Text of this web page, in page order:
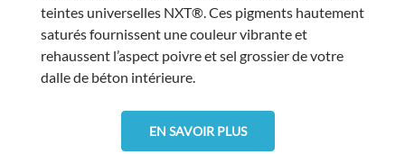
teintes universelles NXT®. Ces pigments hautement
saturés fournissent une couleur vibrante et
rehaussent l’aspect poivre et sel grossier de votre
dalle de béton intérieure.
EN SAVOIR PLUS